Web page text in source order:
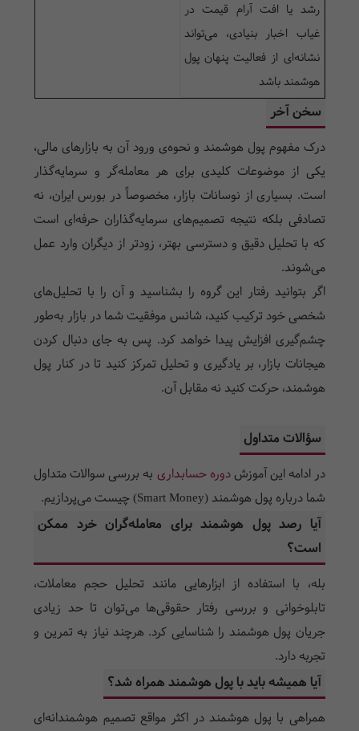
رشد یا افت آرام قیمت در
غیاب اخبار بنیادی، می‌تواند
نشانه‌ای از فعالیت پنهان پول
هوشمند باشد
سخن آخر
درک مفهوم پول هوشمند و نحوه‌ی ورود آن به بازارهای مالی،
یکی از موضوعات کلیدی برای هر معامله‌گر و سرمایه‌گذار
است. بسیاری از نوسانات بازار، مخصوصاً در بورس ایران، نه
تصادفی بلکه نتیجه تصمیم‌های سرمایه‌گذاران حرفه‌ای است
که با تحلیل دقیق و دسترسی بهتر، زودتر از دیگران وارد عمل
می‌شوند.
اگر بتوانید رفتار این گروه را بشناسید و آن را با تحلیل‌های
شخصی خود ترکیب کنید، شانس موفقیت شما در بازار به‌طور
چشم‌گیری افزایش پیدا خواهد کرد. پس به جای دنبال کردن
هیجانات بازار، بر یادگیری و تحلیل تمرکز کنید تا در کنار پول
هوشمند، حرکت کنید نه مقابل آن.
سؤالات متداول
در ادامه این آموزشدوره حسابداری به بررسی سوالات متداول
شما درباره پول هوشمند (Smart Money) چیست می‌پردازیم.
آیا رصد پول هوشمند برای معامله‌گران خرد ممکن
است؟
بله، با استفاده از ابزارهایی مانند تحلیل حجم معاملات،
تابلوخوانی و بررسی رفتار حقوقی‌ها می‌توان تا حد زیادی
جریان پول هوشمند را شناسایی کرد. هرچند نیاز به تمرین و
تجربه دارد.
آیا همیشه باید با پول هوشمند همراه شد؟
همراهی با پول هوشمند در اکثر مواقع تصمیم هوشمندانه‌ای